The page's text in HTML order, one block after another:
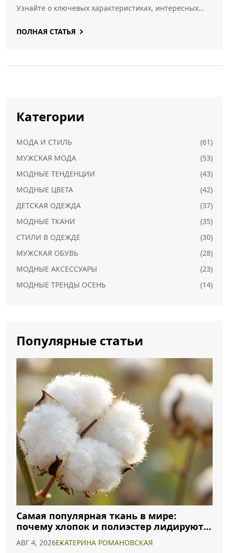
Узнайте о ключевых характеристиках, интересных
рекомендации помогут выбрать идеальную пару для
ПОЛНАЯ СТАТЬЯ
Категории
МОДА И СТИЛЬ
(61)
МУЖСКАЯ МОДА
(53)
МОДНЫЕ ТЕНДЕНЦИИ
(43)
МОДНЫЕ ЦВЕТА
(42)
ДЕТСКАЯ ОДЕЖДА
(37)
МОДНЫЕ ТКАНИ
(35)
СТИЛИ В ОДЕЖДЕ
(30)
МУЖСКАЯ ОБУВЬ
(28)
МОДНЫЕ АКСЕССУАРЫ
(23)
МОДНЫЕ ТРЕНДЫ ОСЕНЬ
(14)
Популярные статьи
Самая популярная ткань в мире:
почему хлопок и полиэстер лидируют в
2026 году
АВГ 4, 2026ЕКАТЕРИНА РОМАНОВСКАЯ